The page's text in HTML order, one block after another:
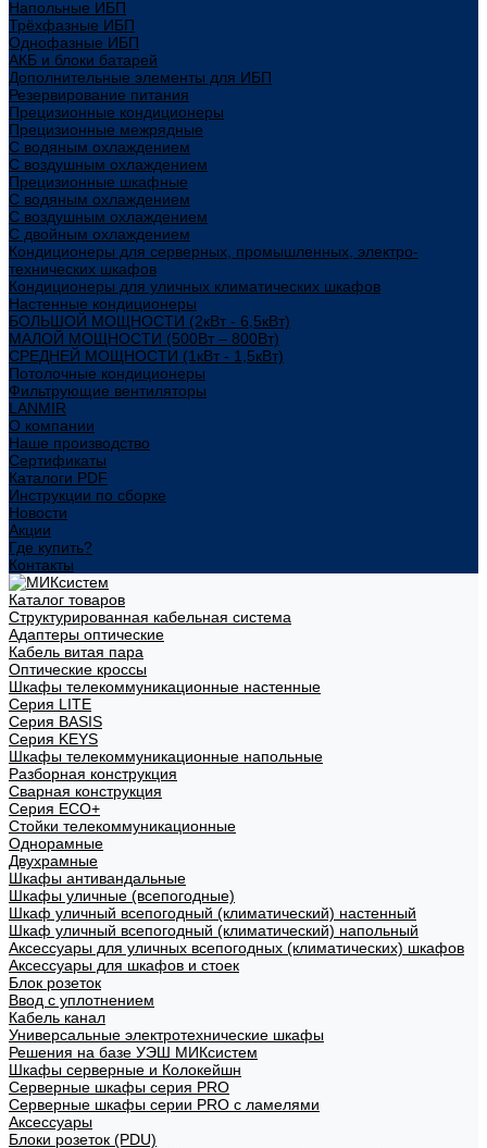
Напольные ИБП
Трёхфазные ИБП
Однофазные ИБП
АКБ и блоки батарей
Дополнительные элементы для ИБП
Резервирование питания
Прецизионные кондиционеры
Прецизионные межрядные
С водяным охлаждением
С воздушным охлаждением
Прецизионные шкафные
С водяным охлаждением
С воздушным охлаждением
С двойным охлаждением
Кондиционеры для серверных, промышленных, электро-
технических шкафов
Кондиционеры для уличных климатических шкафов
Настенные кондиционеры
БОЛЬШОЙ МОЩНОСТИ (2кВт - 6,5кВт)
МАЛОЙ МОЩНОСТИ (500Вт – 800Вт)
СРЕДНЕЙ МОЩНОСТИ (1кВт - 1,5кВт)
Потолочные кондиционеры
Фильтрующие вентиляторы
LANMIR
О компании
Наше производство
Сертификаты
Каталоги PDF
Инструкции по сборке
Новости
Акции
Где купить?
Контакты
Каталог товаров
Структурированная кабельная система
Адаптеры оптические
Кабель витая пара
Оптические кроссы
Шкафы телекоммуникационные настенные
Cерия LITE
Cерия BASIS
Cерия KEYS
Шкафы телекоммуникационные напольные
Разборная конструкция
Сварная конструкция
Серия ECO+
Стойки телекоммуникационные
Однорамные
Двухрамные
Шкафы антивандальные
Шкафы уличные (всепогодные)
Шкаф уличный всепогодный (климатический) настенный
Шкаф уличный всепогодный (климатический) напольный
Аксессуары для уличных всепогодных (климатических) шкафов
Аксессуары для шкафов и стоек
Блок розеток
Ввод с уплотнением
Кабель канал
Универсальные электротехнические шкафы
Решения на базе УЭШ МИКсистем
Шкафы серверные и Колокейшн
Серверные шкафы серия PRO
Серверные шкафы серии PRO с ламелями
Аксессуары
Блоки розеток (PDU)